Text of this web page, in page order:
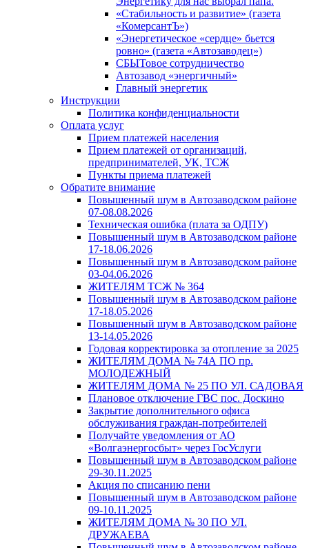
«Стабильность и развитие» (газета
«КомерсантЪ»)
«Энергетическое «сердце» бьется
ровно» (газета «Автозаводец»)
СБЫТовое сотрудничество
Автозавод «энергичный»
Главный энергетик
Инструкции
Политика конфиденциальности
Оплата услуг
Прием платежей населения
Прием платежей от организаций,
предпринимателей, УК, ТСЖ
Пункты приема платежей
Обратите внимание
Повышенный шум в Автозаводском районе
07-08.08.2026
Техническая ошибка (плата за ОДПУ)
Повышенный шум в Автозаводском районе
17-18.06.2026
Повышенный шум в Автозаводском районе
03-04.06.2026
ЖИТЕЛЯМ ТСЖ № 364
Повышенный шум в Автозаводском районе
17-18.05.2026
Повышенный шум в Автозаводском районе
13-14.05.2026
Годовая корректировка за отопление за 2025
ЖИТЕЛЯМ ДОМА № 74А ПО пр.
МОЛОДЕЖНЫЙ
ЖИТЕЛЯМ ДОМА № 25 ПО УЛ. САДОВАЯ
Плановое отключение ГВС пос. Доскино
Закрытие дополнительного офиса
обслуживания граждан-потребителей
Получайте уведомления от АО
«Волгаэнергосбыт» через ГосУслуги
Повышенный шум в Автозаводском районе
29-30.11.2025
Акция по списанию пени
Повышенный шум в Автозаводском районе
09-10.11.2025
ЖИТЕЛЯМ ДОМА № 30 ПО УЛ.
ДРУЖАЕВА